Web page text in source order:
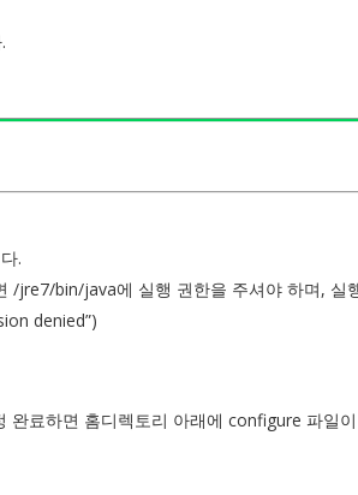
.
/jre7/bin/java에 실행 권한을 주셔야 하며, 실
denied”)
완료하면 홈디렉토리 아래에 configure 파일